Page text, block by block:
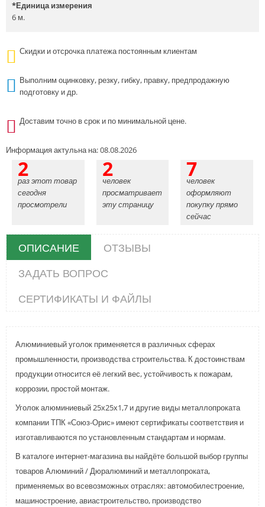
*Единица измерения
6 м.
Скидки и отсрочка платежа постоянным клиентам
Выполним оцинковку, резку, гибку, правку, предпродажную
подготовку и др.
Доставим точно в срок и по минимальной цене.
Информация актульна на: 08.08.2026
2
раз этот товар
сегодня
просмотрели
2
человек
просматривает
эту страницу
7
человек
оформляют
покупку прямо
сейчас
ОПИСАНИЕ
ОТЗЫВЫ
ЗАДАТЬ ВОПРОС
СЕРТИФИКАТЫ И ФАЙЛЫ
Алюминиевый уголок применяется в различных сферах
промышленности, производства строительства. К достоинствам
продукции относится её легкий вес, устойчивость к пожарам,
коррозии, простой монтаж.
Уголок алюминиевый 25х25х1,7 и другие виды металлопроката
компании ТПК «Союз-Орис» имеют сертификаты соответствия и
изготавливаются по установленным стандартам и нормам.
В каталоге интернет-магазина вы найдёте большой выбор группы
товаров Алюминий / Дюралюминий и металлопроката,
применяемых во всевозможных отраслях: автомобилестроение,
машиностроение, авиастроительство, производство